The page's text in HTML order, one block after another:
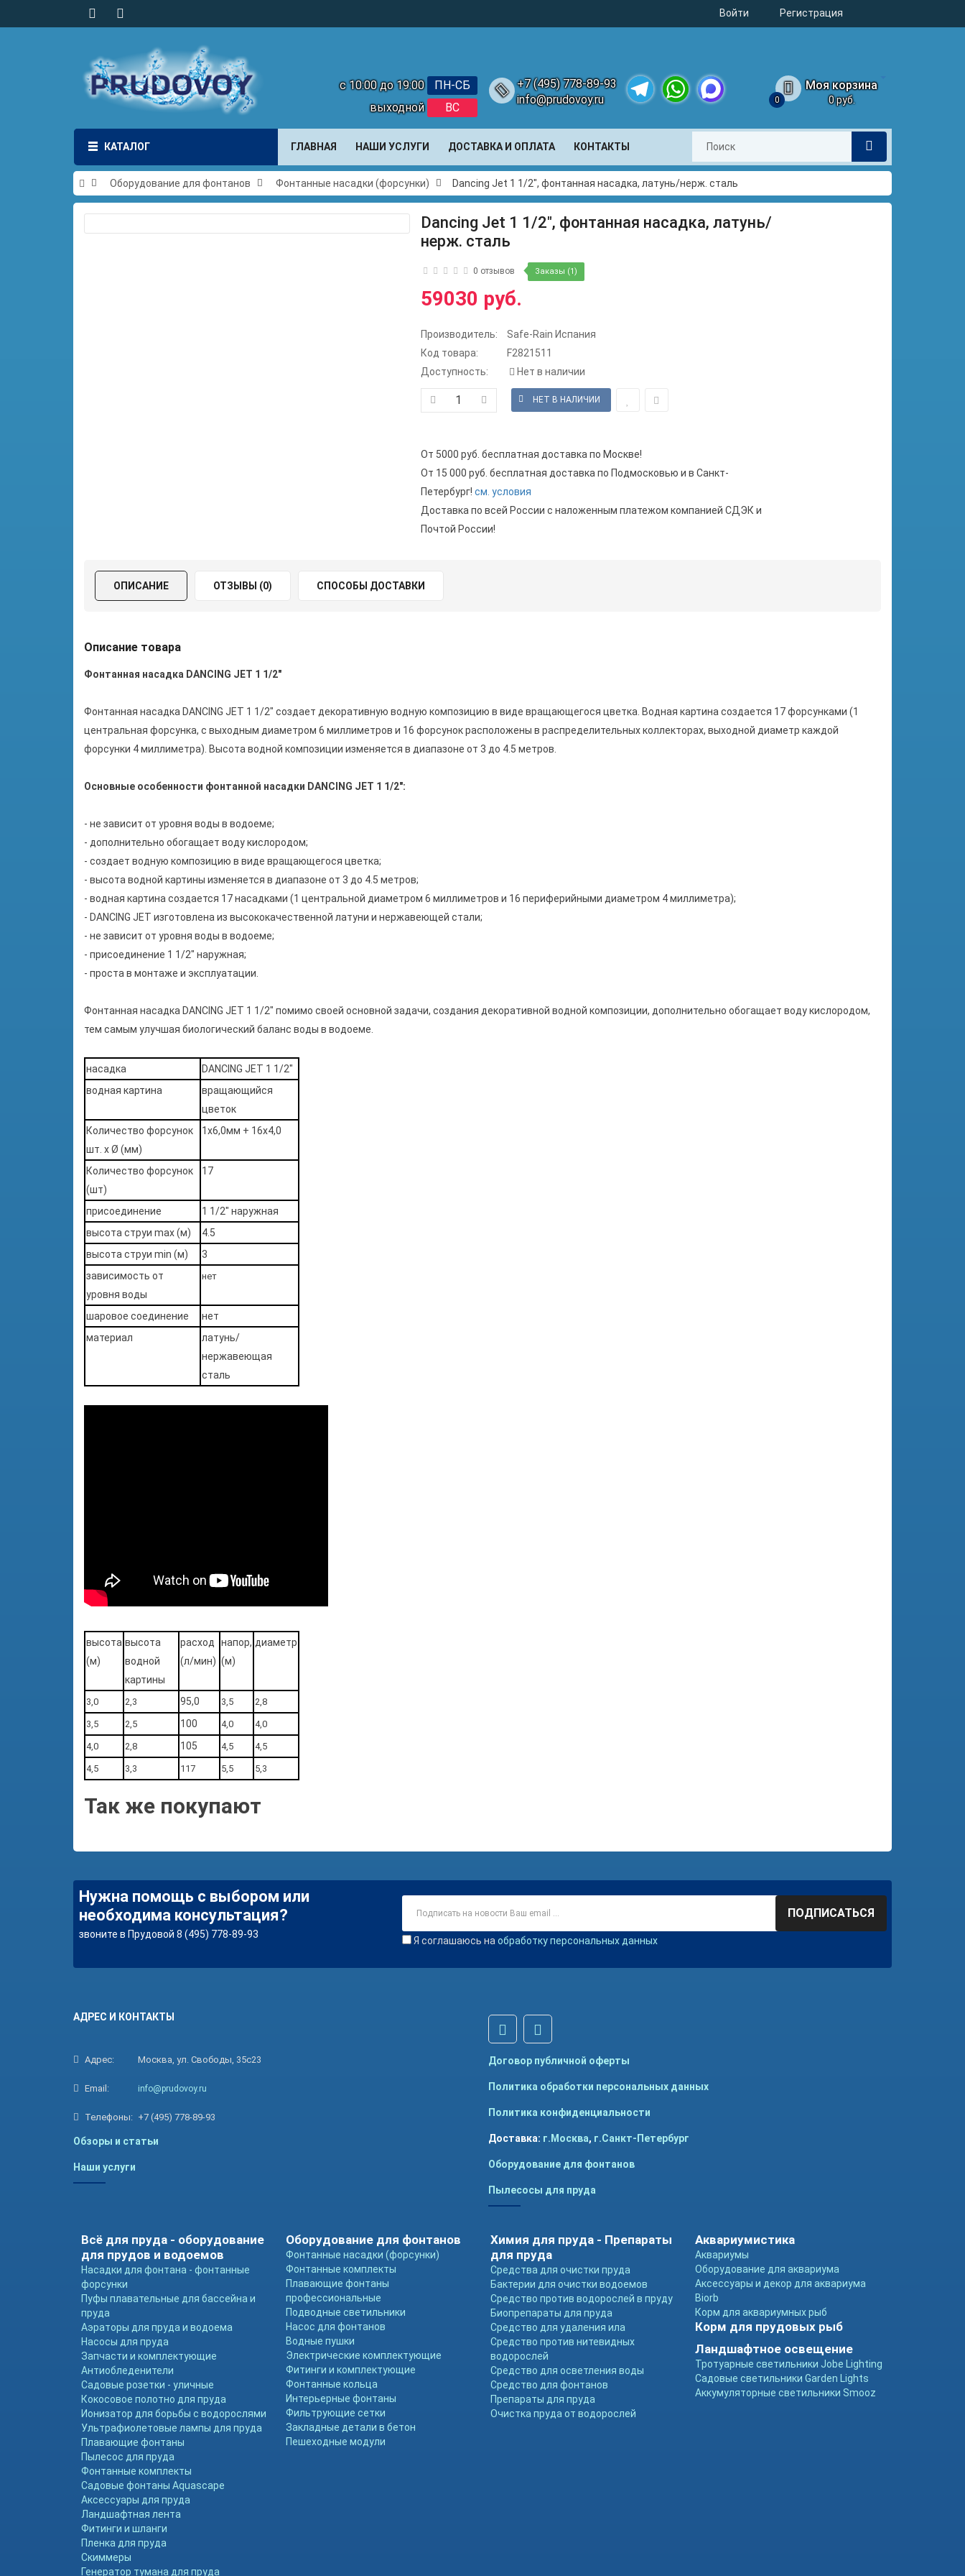
Войти Регистрация
с 10:00 до 19:00
ПН-СБ
выходной
ВС
+7 (495) 778-89-93
info@prudovoy.ru
Моя корзина
0 0 руб.
КАТАЛОГ ГЛАВНАЯ НАШИ УСЛУГИ ДОСТАВКА И ОПЛАТА КОНТАКТЫ
Оборудование для фонтанов Фонтанные насадки (форсунки) Dancing Jet 1 1/2", фонтанная насадка, латунь/нерж. сталь
Dancing Jet 1 1/2", фонтанная насадка, латунь/
нерж. сталь
0 отзывов Заказы (1)
59030 руб.
Производитель:
Safe-Rain Испания
Код товара:
F2821511
Доступность:
Нет в наличии
От 5000 руб. бесплатная доставка по Москве!
От 15 000 руб. бесплатная доставка по Подмосковью и в Санкт-
Петербург! см. условия
Доставка по всей России с наложенным платежом компанией СДЭК и
Почтой России!
ОПИСАНИЕ ОТЗЫВЫ (0) СПОСОБЫ ДОСТАВКИ
Описание товара
Фонтанная насадка DANCING JET 1 1/2"
Фонтанная насадка DANCING JET 1 1/2" создает декоративную водную композицию в виде вращающегося цветка. Водная картина создается 17 форсунками (1
центральная форсунка, с выходным диаметром 6 миллиметров и 16 форсунок расположены в распределительных коллекторах, выходной диаметр каждой
форсунки 4 миллиметра). Высота водной композиции изменяется в диапазоне от 3 до 4.5 метров.
Основные особенности фонтанной насадки DANCING JET 1 1/2":
- не зависит от уровня воды в водоеме;
- дополнительно обогащает воду кислородом;
- создает водную композицию в виде вращающегося цветка;
- высота водной картины изменяется в диапазоне от 3 до 4.5 метров;
- водная картина создается 17 насадками (1 центральной диаметром 6 миллиметров и 16 периферийными диаметром 4 миллиметра);
- DANCING JET изготовлена из высококачественной латуни и нержавеющей стали;
- не зависит от уровня воды в водоеме;
- присоединение 1 1/2" наружная;
- проста в монтаже и эксплуатации.
Фонтанная насадка DANCING JET 1 1/2" помимо своей основной задачи, создания декоративной водной композиции, дополнительно обогащает воду кислородом,
тем самым улучшая биологический баланс воды в водоеме.
насадка
DANCING JET 1 1/2"
водная картина
вращающийся
цветок
Количество форсунок
шт. x Ø (мм)
1х6,0мм + 16х4,0
Количество форсунок
(шт)
17
присоединение
1 1/2" наружная
высота струи max (м)
4.5
высота струи min (м)
3
зависимость от
уровня воды
нет
шаровое соединение
нет
материал
латунь/
нержавеющая
сталь
высота
(м)
высота
водной
картины
расход
(л/мин)
напор,
(м)
диаметр
3,0 2,3 95,0 3,5 2,8
3,5 2,5 100 4,0 4,0
4,0 2,8 105 4,5 4,5
4,5 3,3 117 5,5 5,3
Так же покупают
Нужна помощь с выбором или
необходима консультация?
звоните в Прудовой 8 (495) 778-89-93
ПОДПИСАТЬСЯ
Я соглашаюсь на обработку персональных данных
АДРЕС И КОНТАКТЫ
Адрес: Москва, ул. Свободы, 35с23
Email: info@prudovoy.ru
Телефоны: +7 (495) 778-89-93
Обзоры и статьи
Наши услуги
Договор публичной оферты
Политика обработки персональных данных
Политика конфиденциальности
Доставка: г.Москва, г.Санкт-Петербург
Оборудование для фонтанов
Пылесосы для пруда
Всё для пруда - оборудование
для прудов и водоемов
Насадки для фонтана - фонтанные
форсунки
Пуфы плавательные для бассейна и
пруда
Аэраторы для пруда и водоема
Насосы для пруда
Запчасти и комплектующие
Антиобледенители
Садовые розетки - уличные
Кокосовое полотно для пруда
Ионизатор для борьбы с водорослями
Ультрафиолетовые лампы для пруда
Плавающие фонтаны
Пылесос для пруда
Фонтанные комплекты
Садовые фонтаны Aquascape
Аксессуары для пруда
Ландшафтная лента
Фитинги и шланги
Пленка для пруда
Скиммеры
Генератор тумана для пруда
Оборудование для фонтанов
Фонтанные насадки (форсунки)
Фонтанные комплекты
Плавающие фонтаны
профессиональные
Подводные светильники
Насос для фонтанов
Водные пушки
Электрические комплектующие
Фитинги и комплектующие
Фонтанные кольца
Интерьерные фонтаны
Фильтрующие сетки
Закладные детали в бетон
Пешеходные модули
Химия для пруда - Препараты
для пруда
Средства для очистки пруда
Бактерии для очистки водоемов
Средство против водорослей в пруду
Биопрепараты для пруда
Средство для удаления ила
Средство против нитевидных
водорослей
Средство для осветления воды
Средство для фонтанов
Препараты для пруда
Очистка пруда от водорослей
Аквариумистика
Аквариумы
Оборудование для аквариума
Аксессуары и декор для аквариума
Biorb
Корм для аквариумных рыб
Корм для прудовых рыб
Ландшафтное освещение
Тротуарные светильники Jobe Lighting
Садовые светильники Garden Lights
Аккумуляторные светильники Smooz